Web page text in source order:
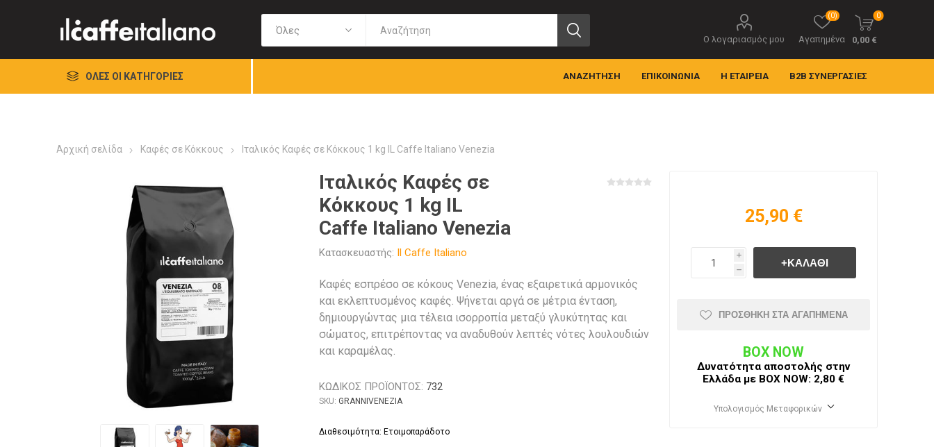
Ο λογαριασμός μου Αγαπημένα
(0) 0
0,00 €
ΌΛΕΣ ΟΙ ΚΑΤΗΓΟΡΊΕΣ ΑΝΑΖΉΤΗΣΗ ΕΠΙΚΟΙΝΩΝΊΑ Η ΕΤΑΙΡΕΊΑ B2B ΣΥΝΕΡΓΑΣΊΕΣ
Αρχική σελίδα Καφές σε Κόκκους Ιταλικός Καφές σε Κόκκους 1 kg IL Caffe Italiano Venezia
Ιταλικός Καφές σε
Κόκκους 1 kg IL
Caffe Italiano Venezia
Κατασκευαστής: Il Caffe Italiano
Καφές εσπρέσο σε κόκους Venezia, ένας εξαιρετικά αρμονικός
και εκλεπτυσμένος καφές. Ψήνεται αργά σε μέτρια ένταση,
δημιουργώντας μια τέλεια ισορροπία μεταξύ γλυκύτητας και
σώματος, επιτρέποντας να αναδυθούν λεπτές νότες λουλουδιών
και καραμέλας.
ΚΩΔΙΚΟΣ ΠΡΟΪΟΝΤΟΣ: 732
SKU: GRANNIVENEZIA
Διαθεσιμότητα: Ετοιμοπαράδοτο
25,90 €
i
h
ΠΡΟΣΘΉΚΗ ΣΤΑ ΑΓΑΠΗΜΈΝΑ
BOX NOW
Δυνατότητα αποστολής στην
Ελλάδα με BΟΧ ΝOW: 2,80 €
Υπολογισμός Μεταφορικών